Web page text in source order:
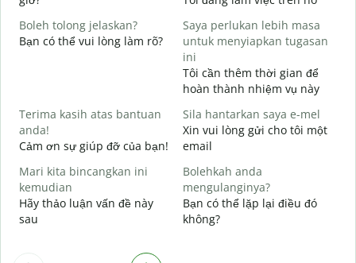
Boleh tolong jelaskan?
Bạn có thể vui lòng làm rõ?
Saya perlukan lebih masa
untuk menyiapkan tugasan
ini
Tôi cần thêm thời gian để
hoàn thành nhiệm vụ này
Terima kasih atas bantuan
anda!
Cảm ơn sự giúp đỡ của bạn!
Sila hantarkan saya e-mel
Xin vui lòng gửi cho tôi một
email
Mari kita bincangkan ini
kemudian
Hãy thảo luận vấn đề này
sau
Bolehkah anda
mengulanginya?
Bạn có thể lặp lại điều đó
không?